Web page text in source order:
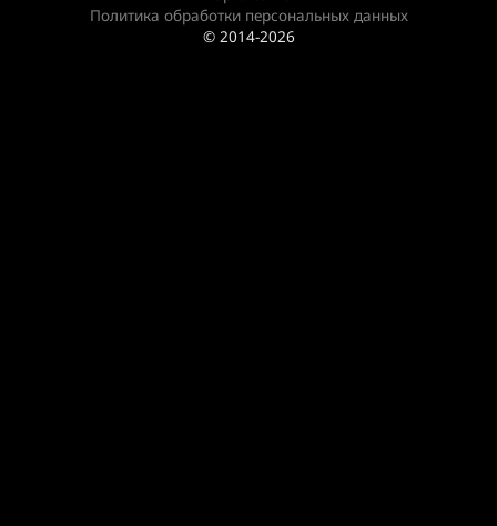
Политика обработки персональных данных
© 2014-2026